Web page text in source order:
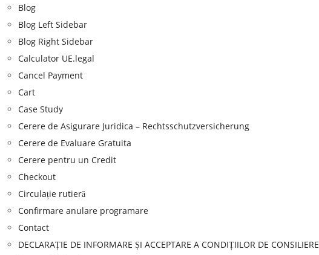
Blog
Blog Left Sidebar
Blog Right Sidebar
Calculator UE.legal
Cancel Payment
Cart
Case Study
Cerere de Asigurare Juridica – Rechtsschutzversicherung
Cerere de Evaluare Gratuita
Cerere pentru un Credit
Checkout
Circulație rutieră
Confirmare anulare programare
Contact
DECLARAȚIE DE INFORMARE ȘI ACCEPTARE A CONDIȚIILOR DE CONSILIERE